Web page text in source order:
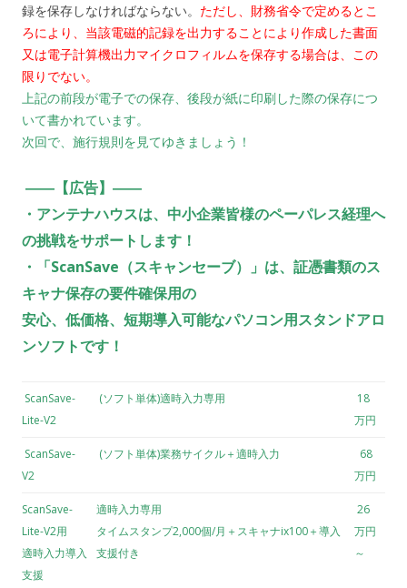
録を保存しなければならない。 ただし、財務省令で定めるとこ
ろにより、当該電磁的記録を出力することにより作成した書面
又は電子計算機出力マイクロフィルムを保存する場合は、この
限りでない。
上記の前段が電子での保存、後段が紙に印刷した際の保存につ
いて書かれています。
次回で、施行規則を見てゆきましょう！
――【広告】――
・アンテナハウスは、中小企業皆様のペーパレス経理へ
の挑戦をサポートします！
・「ScanSave（スキャンセーブ）」は、証憑書類のス
キャナ保存の要件確保用の
安心、低価格、短期導入可能なパソコン用スタンドアロ
ンソフトです！
ScanSave-
Lite-V2
(ソフト単体)適時入力専用
18
万円
ScanSave-
V2
(ソフト単体)業務サイクル＋適時入力
68
万円
ScanSave-
Lite-V2用
適時入力導入
支援
適時入力専用
タイムスタンプ2,000個/月＋スキャナix100＋導入
支援付き
26
万円
～